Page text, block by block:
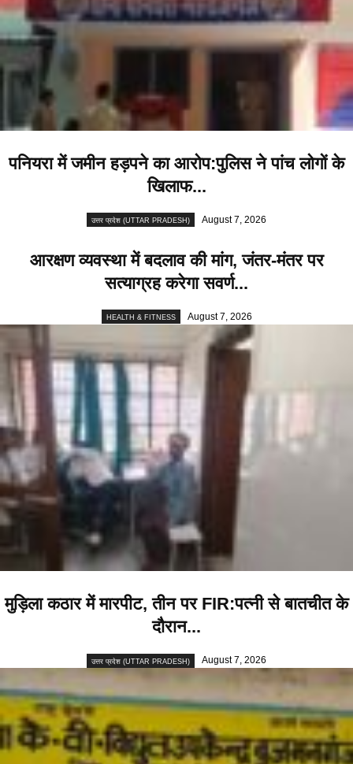
पनियरा में जमीन हड़पने का आरोप:पुलिस ने पांच लोगों के
खिलाफ...
उत्तर प्रदेश (UTTAR PRADESH) August 7, 2026
आरक्षण व्यवस्था में बदलाव की मांग, जंतर-मंतर पर
सत्याग्रह करेगा सवर्ण...
HEALTH & FITNESS August 7, 2026
मुड़िला कठार में मारपीट, तीन पर FIR:पत्नी से बातचीत के
दौरान...
उत्तर प्रदेश (UTTAR PRADESH) August 7, 2026